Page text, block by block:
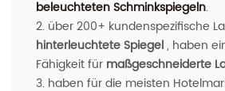
beleuchteten Schminkspiegeln.
2. über 200+ kundenspezifische
hinterleuchtete Spiegel, haben
Fähigkeit für maßgeschneiderte
3. haben für die meisten